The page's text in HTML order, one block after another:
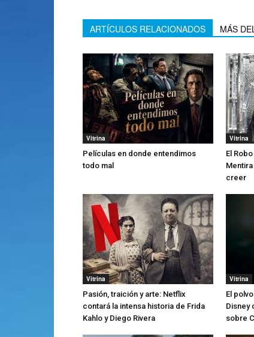
ARTÍCULOS RELACIONADOS MÁS
Vitrina
Películas en donde entendimos
todo mal
Vitrina
El
creer
Vitrina
Pasión, traición y arte: Netflix
contará la intensa historia de Frida
Kahlo y Diego Rivera
Vitrina
El
Disney
sobre